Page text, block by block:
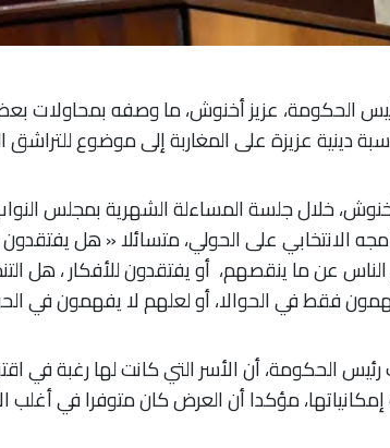
الحكومة، عزيز أخنوش، ما وصفه بمحاولات
دينية عزيزة على المغاربة إلى موضوع للتراشق
الانتخابي على الحولي، متسائلا « هل
عن ما ينقصهم، أو يفتقدون للأفكار ، هل
فقط في الحوالا، أو لعلهم لا يفهمون في
الحكومة، أن الأسر التي كانت لها رغبة في
مؤكدا أن العرض كان متوفرا في أغلب